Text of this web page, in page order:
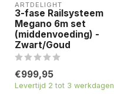
ARTDELIGHT
3-fase Railsysteem
Megano 6m set
(middenvoeding) -
Zwart/Goud
€999,95
Levertijd 2 tot 3 werkdagen